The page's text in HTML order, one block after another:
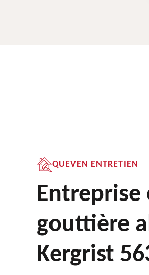
QUEVEN ENTRETIEN
Entreprise
gouttière
Kergrist